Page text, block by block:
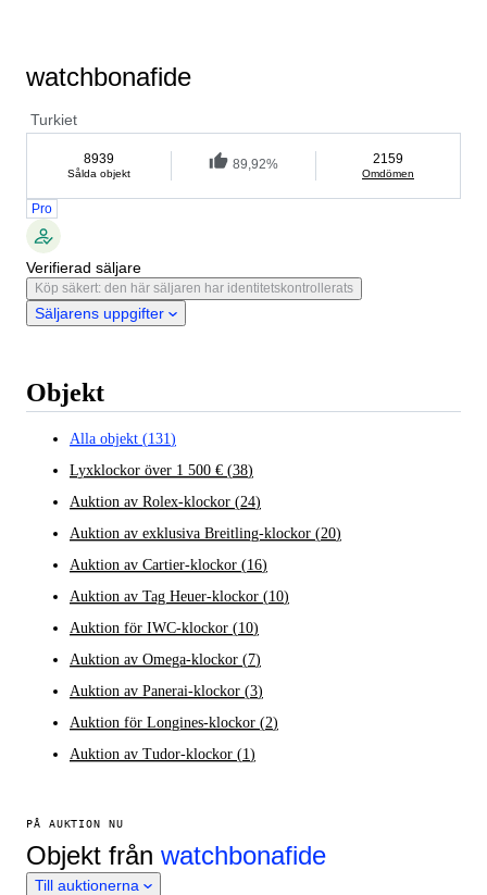
watchbonafide
Turkiet
8939
Sålda objekt
89,92% 2159
Omdömen
Pro
Verifierad säljare
Köp säkert: den här säljaren har identitetskontrollerats
Säljarens uppgifter
Objekt
Alla objekt (131)
Lyxklockor över 1 500 € (38)
Auktion av Rolex-klockor (24)
Auktion av exklusiva Breitling-klockor (20)
Auktion av Cartier-klockor (16)
Auktion av Tag Heuer-klockor (10)
Auktion för IWC-klockor (10)
Auktion av Omega-klockor (7)
Auktion av Panerai-klockor (3)
Auktion för Longines-klockor (2)
Auktion av Tudor-klockor (1)
PÅ AUKTION NU
Objekt från watchbonafide
Till auktionerna